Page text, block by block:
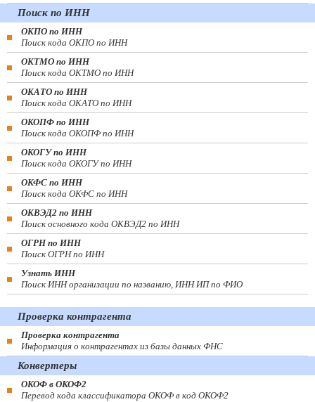
Поиск по ИНН
ОКПО по ИНН
Поиск кода ОКПО по ИНН
ОКТМО по ИНН
Поиск кода ОКТМО по ИНН
ОКАТО по ИНН
Поиск кода ОКАТО по ИНН
ОКОПФ по ИНН
Поиск кода ОКОПФ по ИНН
ОКОГУ по ИНН
Поиск кода ОКОГУ по ИНН
ОКФС по ИНН
Поиск кода ОКФС по ИНН
ОКВЭД2 по ИНН
Поиск основного кода ОКВЭД2 по ИНН
ОГРН по ИНН
Поиск ОГРН по ИНН
Узнать ИНН
Поиск ИНН организации по названию, ИНН ИП по ФИО
Проверка контрагента
Проверка контрагента
Информация о контрагентах из базы данных ФНС
Конвертеры
ОКОФ в ОКОФ2
Перевод кода классификатора ОКОФ в код ОКОФ2